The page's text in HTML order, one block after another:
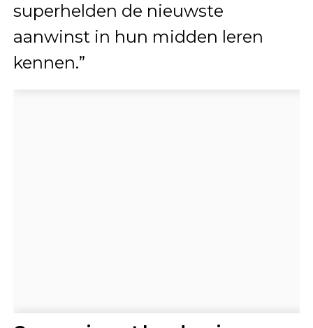
superhelden de nieuwste
aanwinst in hun midden leren
kennen.”